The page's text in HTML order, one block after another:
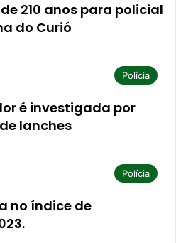
210 anos para policial
do Curió
Polícia
é investigada por
lanches
Polícia
no índice de